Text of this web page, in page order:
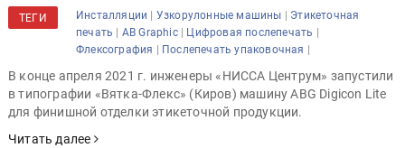
ТЕГИ Инсталляции | Узкорулонные машины | Этикеточная
печать | AB Graphic| Цифровая послепечать |
Флексография | Послепечать упаковочная |
В конце апреля 2021 г. инженеры «НИССА Центрум» запустили
в типографии «Вятка-Флекс» (Киров) машину ABG Digicon Lite
для финишной отделки этикеточной продукции.
Читать далее